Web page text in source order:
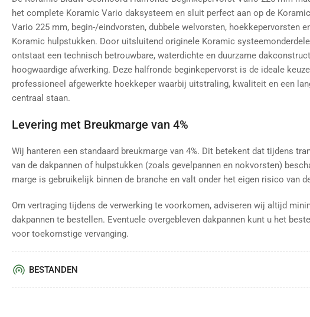
het complete Koramic Vario daksysteem en sluit perfect aan op de
Vario 225 mm, begin-/eindvorsten, dubbele welvorsten, hoekkepervorsten
Koramic hulpstukken. Door uitsluitend originele Koramic
ontstaat een technisch betrouwbare, waterdichte en duurzame
hoogwaardige afwerking. Deze halfronde beginkepervorst is de ideale
professioneel afgewerkte hoekkeper waarbij uitstraling, kwaliteit en een
centraal staan.
Levering met Breukmarge van 4%
Wij hanteren een standaard breukmarge van 4%. Dit betekent dat tijdens
van de dakpannen of hulpstukken (zoals gevelpannen en nokvorsten)
marge is gebruikelijk binnen de branche en valt onder het eigen risico van
Om vertraging tijdens de verwerking te voorkomen, adviseren wij altijd
dakpannen te bestellen. Eventuele overgebleven dakpannen kunt u het
voor toekomstige vervanging.
BESTANDEN